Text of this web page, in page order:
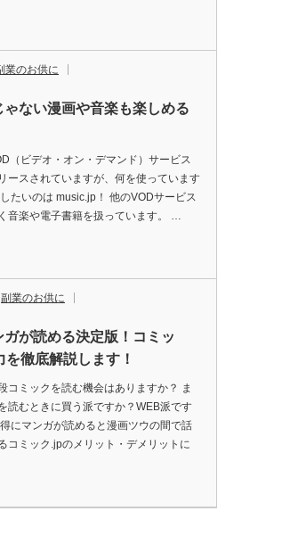
業のお供に
ゃない漫画や音楽も楽しめる
（ビデオ・オン・デマンド）サービス
ースされていますが、何を使っています
たいのは music.jp！ 他のVODサービス
音楽や電子書籍を扱っています。 …
副業のお供に
ガが読める決定版！コミッ
を徹底解説します！
コミックを読む機会はありますか？ ま
読むときに買う派ですか？WEB派です
にマンガが読めると漫画ツウの間で話
コミック.jpのメリット・デメリットに